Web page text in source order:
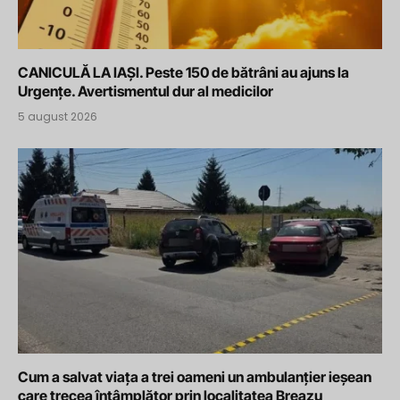
CANICULĂ LA IAȘI. Peste 150 de bătrâni au ajuns la
Urgențe. Avertismentul dur al medicilor
5 august 2026
Cum a salvat viața a trei oameni un ambulanțier ieșean
care trecea întâmplător prin localitatea Breazu